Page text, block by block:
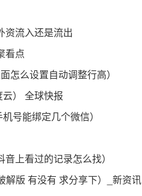
资流入还是流出
看点
怎么设置自动调整行高）
） 全球快报
号能绑定几个微信）
上看过的记录怎么找）
解版 有没有 求分享下）_新资讯